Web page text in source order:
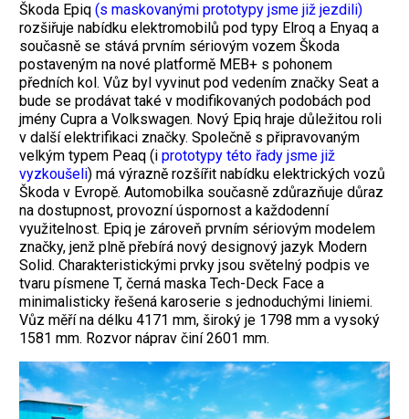
Škoda Epiq (s maskovanými prototypy jsme již jezdili)
rozšiřuje nabídku elektromobilů pod typy Elroq a Enyaq a
současně se stává prvním sériovým vozem Škoda
postaveným na nové platformě MEB+ s pohonem
předních kol. Vůz byl vyvinut pod vedením značky Seat a
bude se prodávat také v modifikovaných podobách pod
jmény Cupra a Volkswagen. Nový Epiq hraje důležitou roli
v další elektrifikaci značky. Společně s připravovaným
velkým typem Peaq (i prototypy této řady jsme již
vyzkoušeli) má výrazně rozšířit nabídku elektrických vozů
Škoda v Evropě. Automobilka současně zdůrazňuje důraz
na dostupnost, provozní úspornost a každodenní
využitelnost. Epiq je zároveň prvním sériovým modelem
značky, jenž plně přebírá nový designový jazyk Modern
Solid. Charakteristickými prvky jsou světelný podpis ve
tvaru písmene T, černá maska Tech-Deck Face a
minimalisticky řešená karoserie s jednoduchými liniemi.
Vůz měří na délku 4171 mm, široký je 1798 mm a vysoký
1581 mm. Rozvor náprav činí 2601 mm.